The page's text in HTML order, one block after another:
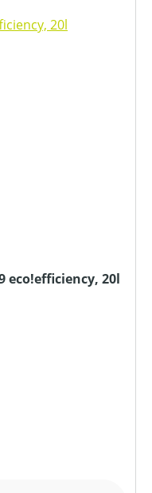
eco!efficiency, 20l